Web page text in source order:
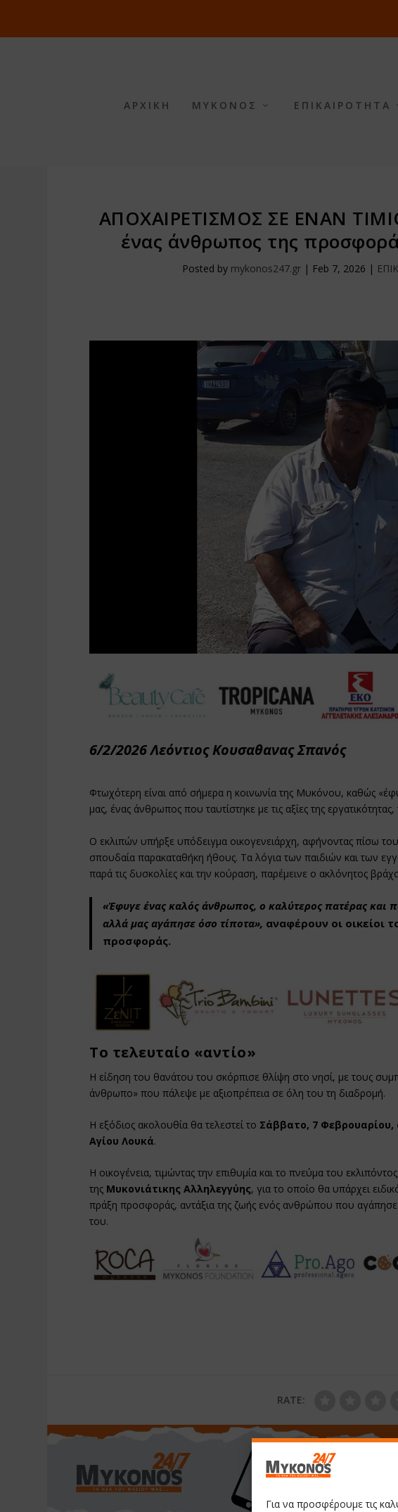
Για να προσφέρουμε τις
ΑΡΧΙΚΗ ΜΥΚΟΝΟΣ ΕΠΙΚΑΙΡΟΤΗΤΑ
ΑΠΟΧΑΙΡΕΤΙΣΜΟΣ ΣΕ ΕΝΑΝ
ένας άνθρωπος της
Posted by mykonos247.gr| Feb 7, 2026 |
6/2/2026 Λεόντιος Κουσαθανας Σπανός
Φτωχότερη είναι από σήμερα η κοινωνία της Μυκόνου, καθώς
μας, ένας άνθρωπος που ταυτίστηκε με τις αξίες της εργατικότητας,
Ο εκλιπών υπήρξε υπόδειγμα οικογενειάρχη, αφήνοντας πίσω
σπουδαία παρακαταθήκη ήθους. Τα λόγια των παιδιών και των
παρά τις δυσκολίες και την κούραση, παρέμεινε ο ακλόνητος
«Έφυγε ένας καλός άνθρωπος, ο καλύτερος πατέρας
αλλά μας αγάπησε όσο τίποτα», αναφέρουν οι οικείοι
προσφοράς.
Το τελευταίο «αντίο»
Η είδηση του θανάτου του σκόρπισε θλίψη στο νησί, με τους
άνθρωπο» που πάλεψε με αξιοπρέπεια σε όλη του τη διαδρομή.
Η εξόδιος ακολουθία θα τελεστεί το Σάββατο, 7 Φεβρουαρίου,
Αγίου Λουκά.
Η οικογένεια, τιμώντας την επιθυμία και το πνεύμα του
της Μυκονιάτικης Αλληλεγγύης, για το οποίο θα υπάρχει
πράξη προσφοράς, αντάξια της ζωής ενός ανθρώπου που
του.
RATE: